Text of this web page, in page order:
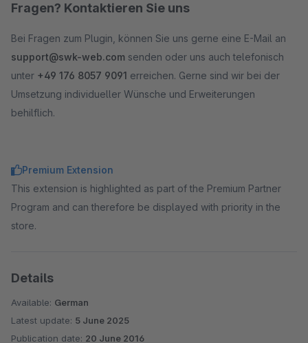
Fragen? Kontaktieren Sie uns
Bei Fragen zum Plugin, können Sie uns gerne eine E-Mail an
support@swk-web.com senden oder uns auch telefonisch
unter +49 176 8057 9091 erreichen. Gerne sind wir bei der
Umsetzung individueller Wünsche und Erweiterungen
behilflich.
Premium Extension
This extension is highlighted as part of the Premium Partner
Program and can therefore be displayed with priority in the
store.
Details
Available: German
Latest update: 5 June 2025
Publication date: 20 June 2016